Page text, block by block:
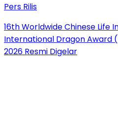
Pers Rilis
16th Worldwide Chinese Life
International Dragon Award
2026 Resmi Digelar